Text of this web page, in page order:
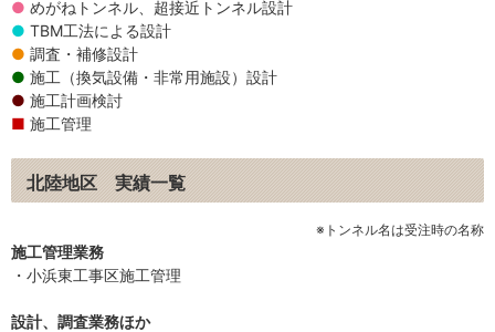
めがねトンネル、超接近トンネル設計
TBM工法による設計
調査・補修設計
施工（換気設備・非常用施設）設計
施工計画検討
施工管理
北陸地区 実績一覧
※トンネル名は受注時の名称
施工管理業務
・小浜東工事区施工管理
設計、調査業務ほか